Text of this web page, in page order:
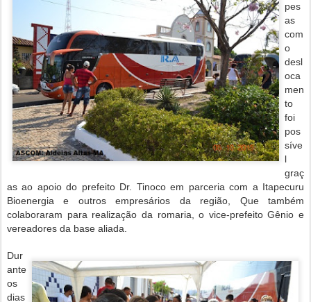
pes
as
com
o
desl
oca
men
to
foi
pos
síve
l
graç
as ao apoio do prefeito Dr. Tinoco em parceria com a Itapecuru
Bioenergia e outros empresários da região, Que também
colaboraram para realização da romaria, o vice-prefeito Gênio e
vereadores da base aliada.
Dur
ante
os
dias